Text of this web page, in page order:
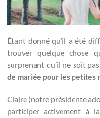
Étant donné qu’il a été
trouver quelque chose
surprenant qu’il ne soit
de mariée pour les petites
Claire (notre présidente
participer activement à